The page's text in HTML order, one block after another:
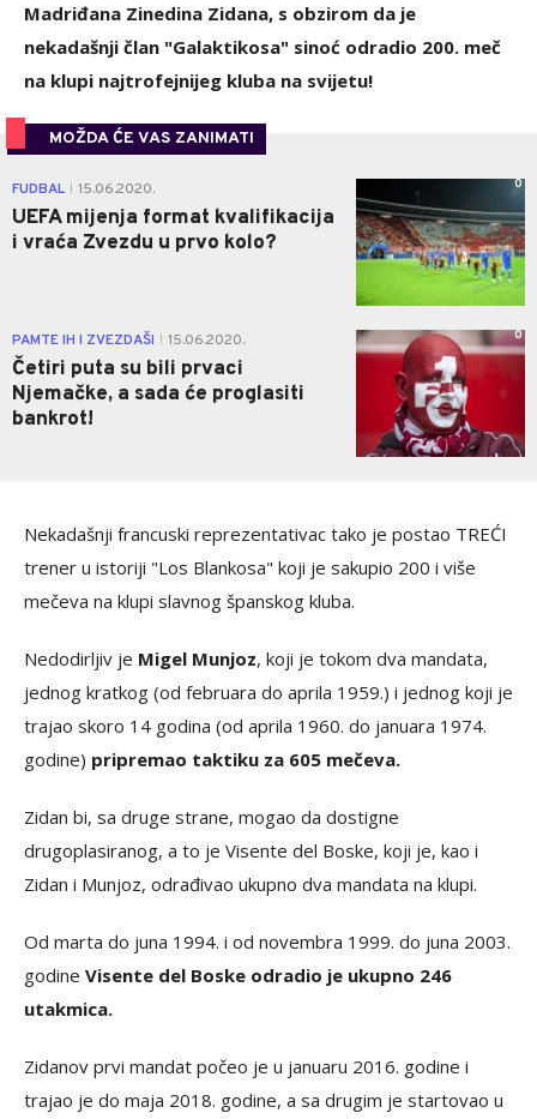
Madriđana Zinedina Zidana, s obzirom da je
nekadašnji član "Galaktikosa" sinoć odradio 200. meč
na klupi najtrofejnijeg kluba na svijetu!
MOŽDA ĆE VAS ZANIMATI
FUDBAL 15.06.2020.
UEFA mijenja format kvalifikacija
i vraća Zvezdu u prvo kolo?
0
PAMTE IH I ZVEZDAŠI 15.06.2020.
Četiri puta su bili prvaci
Njemačke, a sada će proglasiti
bankrot!
0
Nekadašnji francuski reprezentativac tako je postao TREĆI
trener u istoriji "Los Blankosa" koji je sakupio 200 i više
mečeva na klupi slavnog španskog kluba.
Nedodirljiv je Migel Munjoz, koji je tokom dva mandata,
jednog kratkog (od februara do aprila 1959.) i jednog koji je
trajao skoro 14 godina (od aprila 1960. do januara 1974.
godine) pripremao taktiku za 605 mečeva.
Zidan bi, sa druge strane, mogao da dostigne
drugoplasiranog, a to je Visente del Boske, koji je, kao i
Zidan i Munjoz, odrađivao ukupno dva mandata na klupi.
Od marta do juna 1994. i od novembra 1999. do juna 2003.
godine Visente del Boske odradio je ukupno 246
utakmica.
Zidanov prvi mandat počeo je u januaru 2016. godine i
trajao je do maja 2018. godine, a sa drugim je startovao u